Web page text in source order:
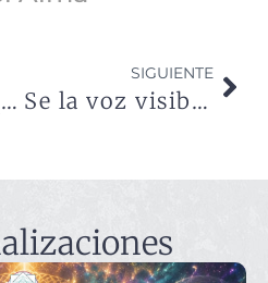
El momento que tanto esperabas está delante de ti
SIGUIENTE
Se la voz visible para el cambio